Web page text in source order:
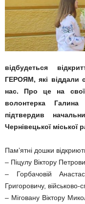
відбудеться
ГЕРОЯМ, які віддали
нас. Про це на
волонтерка
підтвердив
Чернівецької міської
Пам’ятні дошки
– Піцулу Віктору
– Горбачовій
Григоровичу,
– Міговану Віктору